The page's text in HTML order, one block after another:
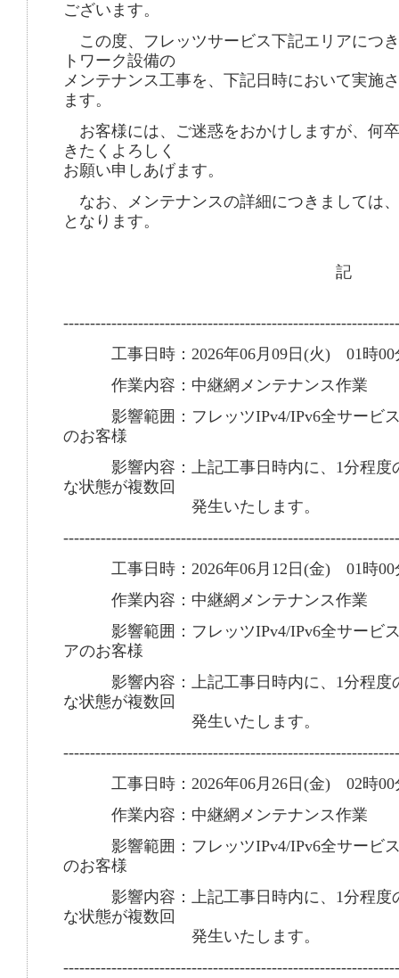
ございます。
この度、フレッツサービス下記エリアにつ
トワーク設備の
メンテナンス工事を、下記日時において実施
ます。
お客様には、ご迷惑をおかけしますが、何
きたくよろしく
お願い申しあげます。
なお、メンテナンスの詳細につきましては
となります。
記
工事日時：2026年06月09日(火) 01時00
作業内容：中継網メンテナンス作業
影響範囲：フレッツIPv4/IPv6全サービ
のお客様
影響内容：上記工事日時内に、1分程度
な状態が複数回
発生いたします。
工事日時：2026年06月12日(金) 01時00
作業内容：中継網メンテナンス作業
影響範囲：フレッツIPv4/IPv6全サービ
アのお客様
影響内容：上記工事日時内に、1分程度
な状態が複数回
発生いたします。
工事日時：2026年06月26日(金) 02時00
作業内容：中継網メンテナンス作業
影響範囲：フレッツIPv4/IPv6全サービ
のお客様
影響内容：上記工事日時内に、1分程度
な状態が複数回
発生いたします。